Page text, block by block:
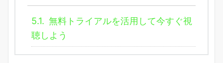
5.1. 無料トライアルを活用して今すぐ視
聴しよう